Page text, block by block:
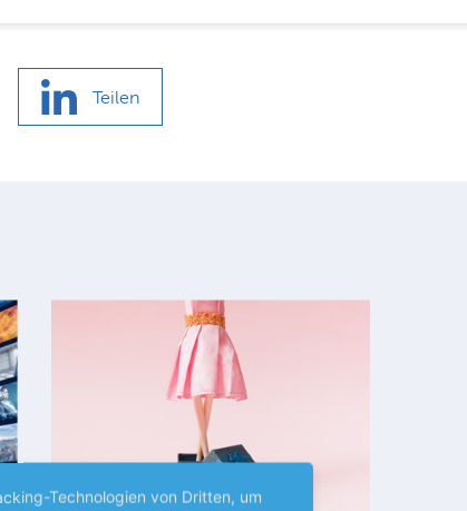
Teilen
Technologien von Dritten, um